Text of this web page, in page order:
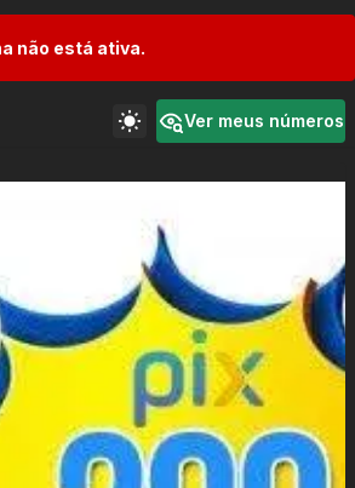
não está ativa.
Ver meus números